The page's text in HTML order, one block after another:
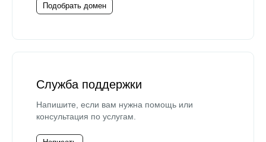
Подобрать домен
Служба поддержки
Напишите, если вам нужна помощь или
консультация по услугам.